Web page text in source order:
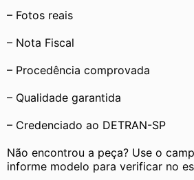
– Fotos reais
– Nota Fiscal
– Procedência comprovada
– Qualidade garantida
– Credenciado ao DETRAN-SP
Não encontrou a peça? Use o
informe modelo para verificar no